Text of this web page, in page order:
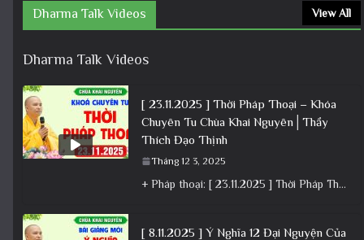
Dharma Talk Videos View All
Dharma Talk Videos
[ 23.11.2025 ] Thời Pháp Thoại – Khóa
Chuyên Tu Chùa Khai Nguyên│Thầy
Thích Đạo Thịnh
Tháng 12 3, 2025
+ Pháp thoại: [ 23.11.2025 ] Thời Pháp Thoại – Khóa Chuyên Tu Chùa Khai Nguyên│Thầy Thích Đạo Thịnh +
[ 8.11.2025 ] Ý Nghĩa 12 Đại Nguyện Của